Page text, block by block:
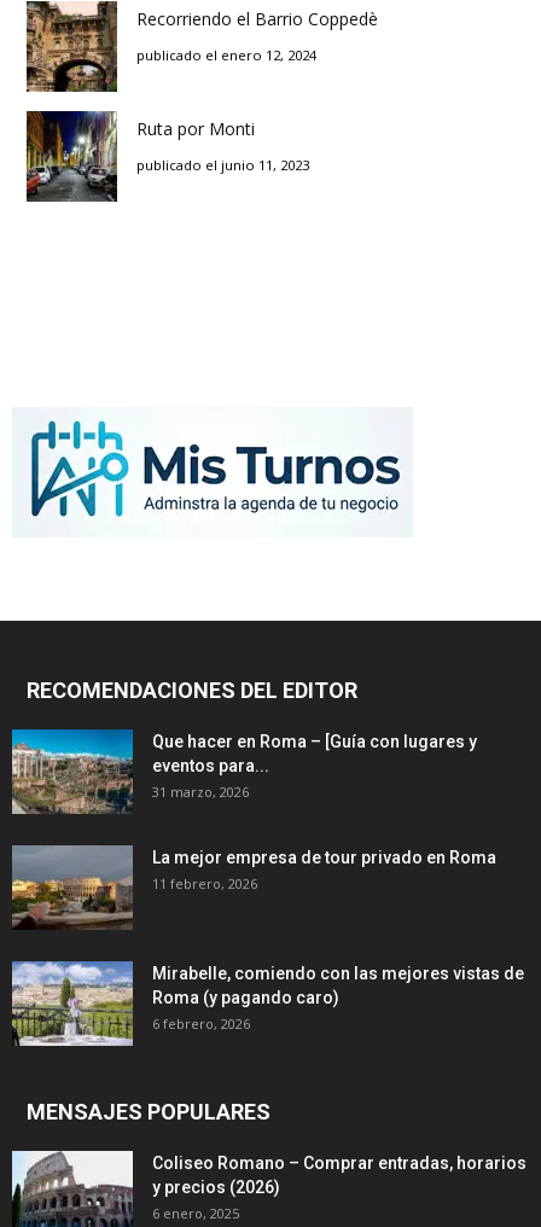
Recorriendo el Barrio Coppedè
publicado el enero 12, 2024
Ruta por Monti
publicado el junio 11, 2023
RECOMENDACIONES DEL EDITOR
Que hacer en Roma – [Guía con lugares y
eventos para...
31 marzo, 2026
La mejor empresa de tour privado en Roma
11 febrero, 2026
Mirabelle, comiendo con las mejores vistas de
Roma (y pagando caro)
6 febrero, 2026
MENSAJES POPULARES
Coliseo Romano – Comprar entradas, horarios
y precios (2026)
6 enero, 2025